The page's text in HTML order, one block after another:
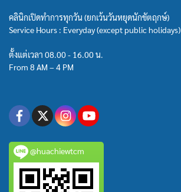
คลินิกเปิดทำการทุกวัน (ยกเว้นวันหยุดนักขัตฤกษ์)
Service Hours : Everyday (except public holidays)
ตั้งแต่เวลา 08.00 - 16.00 น.
From 8 AM – 4 PM
@huachiewtcm